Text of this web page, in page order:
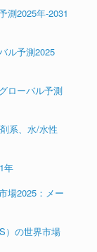
測2025年-2031
ル予測2025
ローバル予測
系、水/水性
年
場2025：メー
）の世界市場